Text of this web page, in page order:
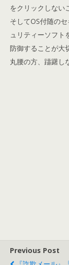
をクリックしない
そしてOS付随の
ュリティーソフト
防御することが大
丸腰の方、躊躇
Previous Post